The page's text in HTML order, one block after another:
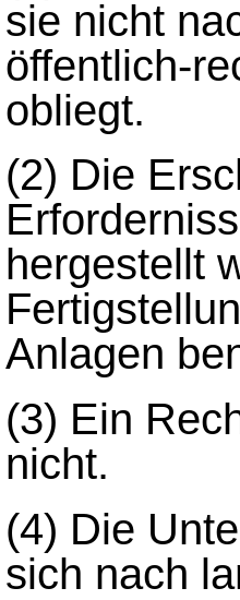
sie nicht
öffentlich-
obliegt.
(2) Die
hergestellt
Anlagen
(3) Ein
nicht.
(4) Die
sich nach